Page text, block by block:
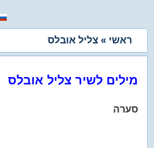
ראשי » צליל אובלס
מילים לשיר צליל אובלס
סערה